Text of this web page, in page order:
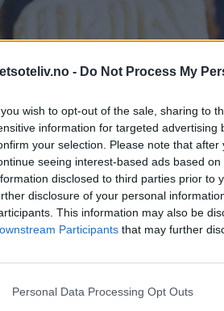
- Do Not Process My
wish to opt-out of the sale, sharing to
information for targeted
your selection. Please note that
seeing interest-based ads based
disclosed to third parties prior to
disclosure of your personal
This information may also be
Participants that may further
Personal Data Processing Opt Outs